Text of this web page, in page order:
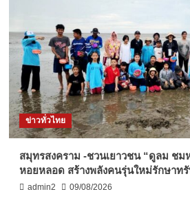
ข่าวทั่วไทย
สมุทรสงคราม -ชวนเยาวชน “ดูลม ชม
หอยหลอด สร้างพลังคนรุ่นใหม่รักษาท
admin2 09/08/2026